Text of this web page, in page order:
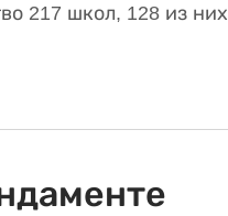
217 школ, 128 из них